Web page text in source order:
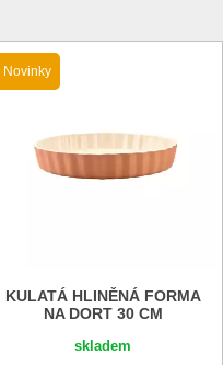
Novinky
KULATÁ HLINĚNÁ FORMA
NA DORT 30 CM
skladem